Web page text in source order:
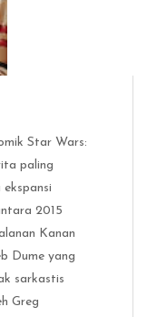
Star Wars:
paling
2015
Kanan
Dume yang
sarkastis
Greg